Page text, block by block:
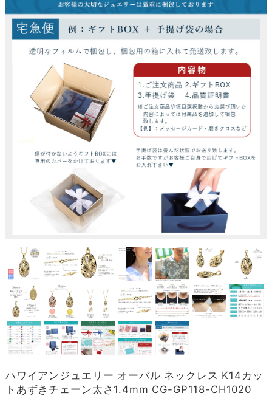
ハワイアンジュエリー オーバル ネックレス K14カッ
トあずきチェーン太さ1.4mm CG-GP118-CH1020